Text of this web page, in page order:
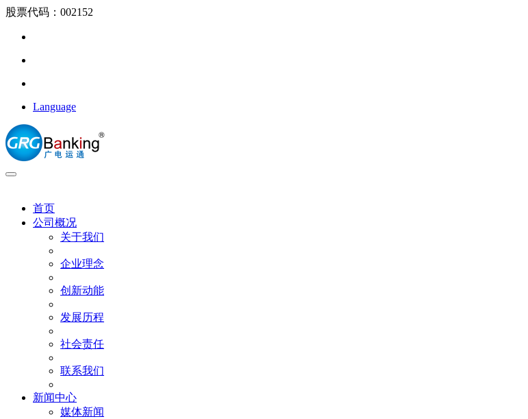
股票代码：002152
Language
首页
公司概况
关于我们
企业理念
创新动能
发展历程
社会责任
联系我们
新闻中心
媒体新闻